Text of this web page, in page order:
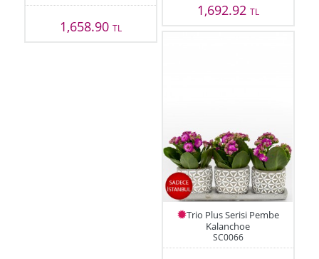
1,658.90TL
1,692.92 TL
Trio Plus Serisi Pembe
Kalanchoe
SC0066